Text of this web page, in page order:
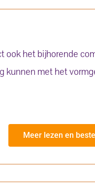
ook het bijhorende
kunnen met het
Meer lezen en